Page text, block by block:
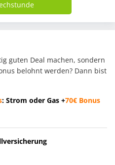
guten Deal machen, sondern
belohnt werden? Dann bist
: Strom oder Gas +70€ Bonus